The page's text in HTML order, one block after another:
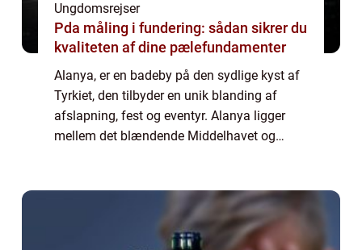
Ungdomsrejser
Pda måling i fundering: sådan sikrer du
kvaliteten af dine pælefundamenter
Alanya, er en badeby på den sydlige kyst af
Tyrkiet, den tilbyder en unik blanding af
afslapning, fest og eventyr. Alanya ligger
mellem det blændende Middelhavet og